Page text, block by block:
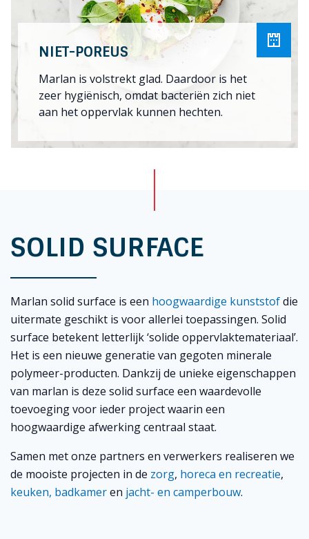
NIET-POREUS
Marlan is volstrekt glad. Daardoor is het
zeer hygiënisch, omdat bacteriën zich niet
aan het oppervlak kunnen hechten.
SOLID SURFACE
Marlan solid surface is een hoogwaardige kunststofdie
uitermate geschikt is voor allerlei toepassingen. Solid
surface betekent letterlijk ‘solide oppervlaktemateriaal’.
Het is een nieuwe generatie van gegoten minerale
polymeer-producten. Dankzij de unieke eigenschappen
van marlan is deze solid surface een waardevolle
toevoeging voor ieder project waarin een
hoogwaardige afwerking centraal staat.
Samen met onze partners en verwerkers realiseren we
de mooiste projecten in de zorg, horeca en recreatie,
keuken, badkameren jacht- en camperbouw.